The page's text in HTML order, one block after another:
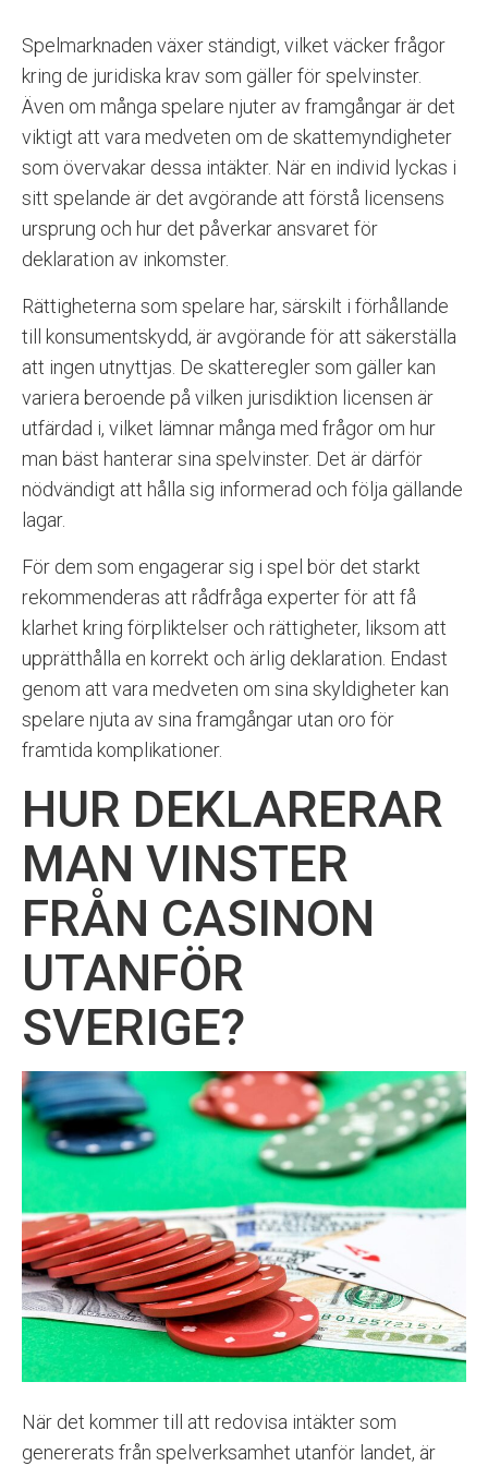
Spelmarknaden växer ständigt, vilket väcker frågor
kring de juridiska krav som gäller för spelvinster.
Även om många spelare njuter av framgångar är det
viktigt att vara medveten om de skattemyndigheter
som övervakar dessa intäkter. När en individ lyckas i
sitt spelande är det avgörande att förstå licensens
ursprung och hur det påverkar ansvaret för
deklaration av inkomster.
Rättigheterna som spelare har, särskilt i förhållande
till konsumentskydd, är avgörande för att säkerställa
att ingen utnyttjas. De skatteregler som gäller kan
variera beroende på vilken jurisdiktion licensen är
utfärdad i, vilket lämnar många med frågor om hur
man bäst hanterar sina spelvinster. Det är därför
nödvändigt att hålla sig informerad och följa gällande
lagar.
För dem som engagerar sig i spel bör det starkt
rekommenderas att rådfråga experter för att få
klarhet kring förpliktelser och rättigheter, liksom att
upprätthålla en korrekt och ärlig deklaration. Endast
genom att vara medveten om sina skyldigheter kan
spelare njuta av sina framgångar utan oro för
framtida komplikationer.
HUR DEKLARERAR
MAN VINSTER
FRÅN CASINON
UTANFÖR
SVERIGE?
När det kommer till att redovisa intäkter som
genererats från spelverksamhet utanför landet, är